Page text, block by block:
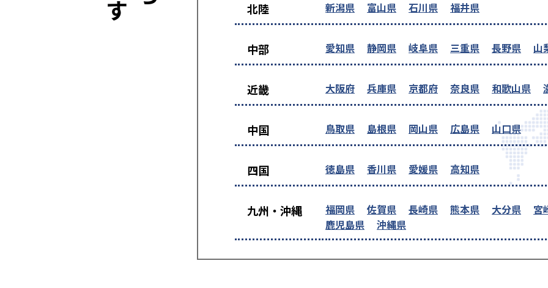
北陸 新潟県 富山県 石川県 福井県
中部 愛知県 静岡県 岐阜県 三重県 長野県 山
近畿 大阪府 兵庫県 京都府 奈良県 和歌山県
中国 鳥取県 島根県 岡山県 広島県 山口県
四国 徳島県 香川県 愛媛県 高知県
九州・沖縄 福岡県 佐賀県 長崎県 熊本県 大分県
宮
鹿児島県
沖縄県